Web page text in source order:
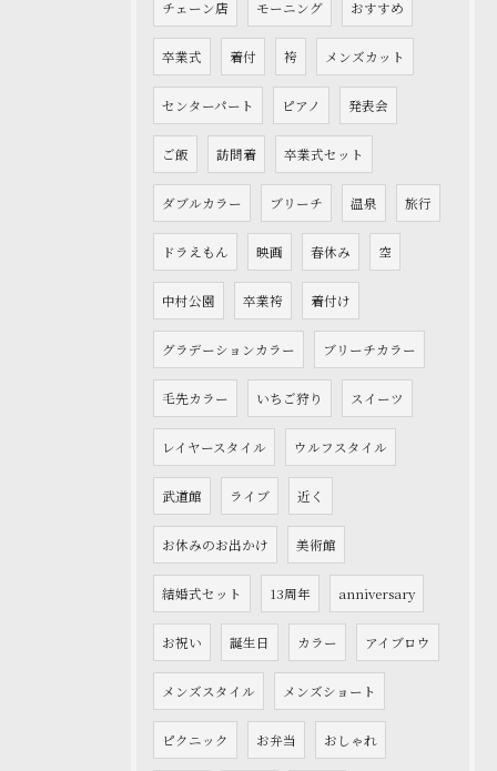
チェーン店 モーニング おすすめ
卒業式 着付 袴 メンズカット
センターパート ピアノ 発表会
ご飯 訪問着 卒業式セット
ダブルカラー ブリーチ 温泉 旅行
ドラえもん 映画 春休み 空
中村公園 卒業袴 着付け
グラデーションカラー ブリーチカラー
毛先カラー いちご狩り スイーツ
レイヤースタイル ウルフスタイル
武道館 ライブ 近く
お休みのお出かけ 美術館
結婚式セット 13周年 anniversary
お祝い 誕生日 カラー アイブロウ
メンズスタイル メンズショート
ピクニック お弁当 おしゃれ